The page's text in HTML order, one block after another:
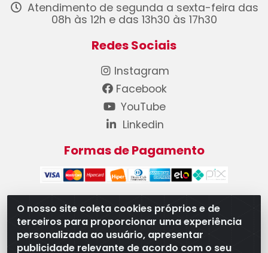
O nosso site coleta cookies próprios e de
terceiros para proporcionar uma experiência
personalizada ao usuário, apresentar
publicidade relevante de acordo com o seu
Atendimento de segunda a sexta-feira das
08h às 12h e das 13h30 às 17h30
Redes Sociais
Instagram
Facebook
YouTube
Linkedin
Formas de Pagamento
WB Componentes Automotivos LTDA - CNPJ
08.528.393/0001-12 - Rua do Níquel, 667 - Parque
Oeste Industrial, Goiânia/GO - CEP 74375-660